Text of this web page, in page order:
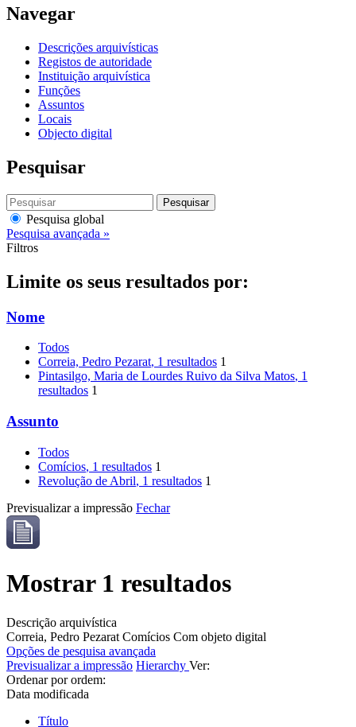
Navegar
Descrições arquivísticas
Registos de autoridade
Instituição arquivística
Funções
Assuntos
Locais
Objecto digital
Pesquisar
Pesquisar
Pesquisa global
Pesquisa avançada »
Filtros
Limite os seus resultados por:
Nome
Todos
Correia, Pedro Pezarat, 1 resultados 1
Pintasilgo, Maria de Lourdes Ruivo da Silva Matos, 1
resultados 1
Assunto
Todos
Comícios, 1 resultados 1
Revolução de Abril, 1 resultados 1
Previsualizar a impressão Fechar
Mostrar 1 resultados
Descrição arquivística
Correia, Pedro Pezarat Comícios Com objeto digital
Opções de pesquisa avançada
Previsualizar a impressão Hierarchy Ver:
Ordenar por ordem:
Data modificada
Título